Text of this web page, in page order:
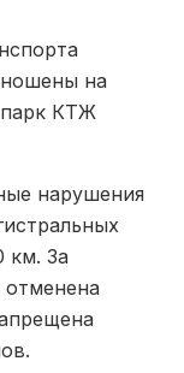
на
КТЖ
нарушения
км. За